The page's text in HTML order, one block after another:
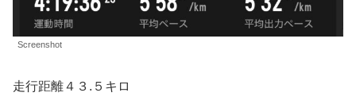
Screenshot
走行距離４３.５キロ